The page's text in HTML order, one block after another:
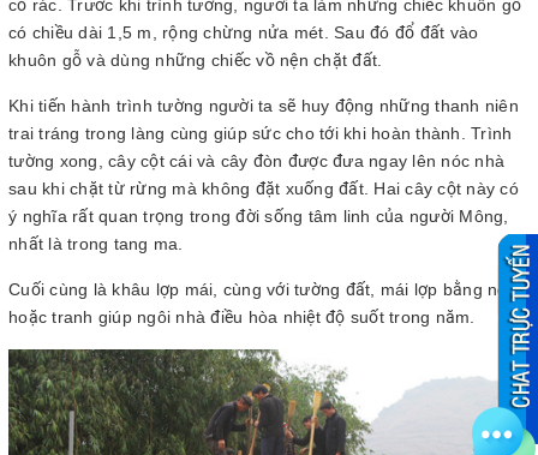
cỏ rác. Trước khi trình tường, người ta làm những chiếc khuôn gỗ
có chiều dài 1,5 m, rộng chừng nửa mét. Sau đó đổ đất vào
khuôn gỗ và dùng những chiếc vồ nện chặt đất.
Khi tiến hành trình tường người ta sẽ huy động những thanh niên
trai tráng trong làng cùng giúp sức cho tới khi hoàn thành. Trình
tường xong, cây cột cái và cây đòn được đưa ngay lên nóc nhà
sau khi chặt từ rừng mà không đặt xuống đất. Hai cây cột này có
ý nghĩa rất quan trọng trong đời sống tâm linh của người Mông,
nhất là trong tang ma.
Cuối cùng là khâu lợp mái, cùng với tường đất, mái lợp bằng ngói
hoặc tranh giúp ngôi nhà điều hòa nhiệt độ suốt trong năm.